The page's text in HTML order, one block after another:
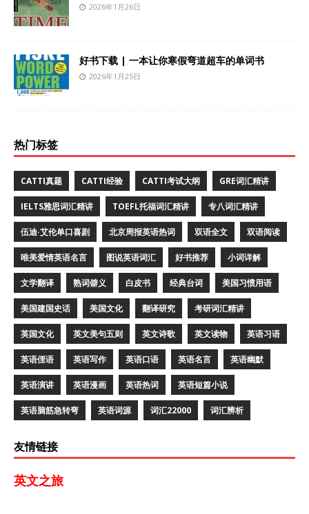
2026年1月26日
好书下载 | 一本让你寒假弯道超车的单词书
2026年1月25日
热门标签
CATTI真题 CATTI经验 CATTI考试大纲 GRE词汇精讲
IELTS雅思词汇精讲 TOEFL托福词汇精讲 专八词汇精讲
伍迪·艾伦单口喜剧 北京周报英语热词 双语全文 双语阅读
唯美爱情英语名言 图说英语词汇 好书推荐 小词详解
文学翻译 熟词僻义 白皮书 经典台词 美国习惯用语
美国建国史话 美国文化 翻译研究 考研词汇精讲
英国文化 英文美句五则 英文诗歌 英文读物 英语习语
英语俚语 英语写作 英语口语 英语名言 英语幽默
英语演讲 英语漫画 英语热词 英语短篇小说
英语脑筋急转弯 英语词源 词汇22000 词汇辨析
友情链接
英文之旅